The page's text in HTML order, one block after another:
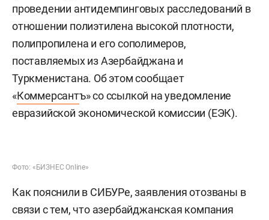
проведении антидемпинговых расследований в
отношении полиэтилена высокой плотности,
полипропилена и его сополимеров,
поставляемых из Азербайджана и
Туркменистана. Об этом сообщает
«Коммерсантъ» со ссылкой на уведомление
евразийской экономической комиссии (ЕЭК).
Фото: «БИЗНЕС Online»
Как пояснили в СИБУРе, заявления отозваны в
связи с тем, что азербайджанская компания